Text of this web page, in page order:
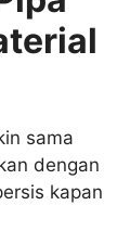
sama
dengan
kapan